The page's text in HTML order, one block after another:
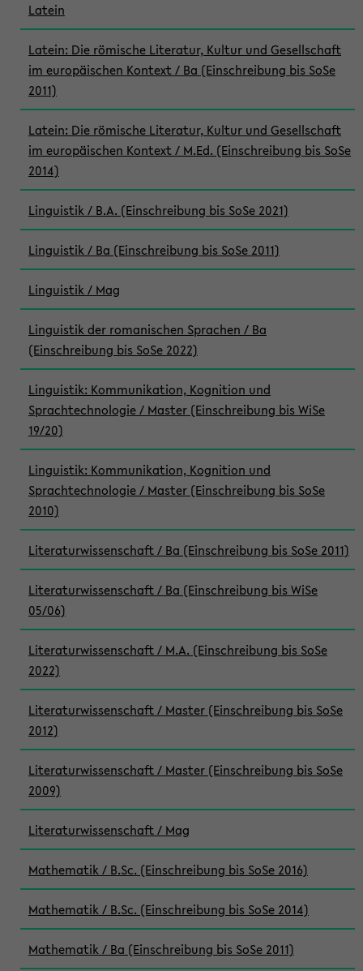
Latein
Latein: Die römische Literatur, Kultur und Gesellschaft
im europäischen Kontext / Ba (Einschreibung bis SoSe
2011)
Latein: Die römische Literatur, Kultur und Gesellschaft
im europäischen Kontext / M.Ed. (Einschreibung bis SoSe
2014)
Linguistik / B.A. (Einschreibung bis SoSe 2021)
Linguistik / Ba (Einschreibung bis SoSe 2011)
Linguistik / Mag
Linguistik der romanischen Sprachen / Ba
(Einschreibung bis SoSe 2022)
Linguistik: Kommunikation, Kognition und
Sprachtechnologie / Master (Einschreibung bis WiSe
19/20)
Linguistik: Kommunikation, Kognition und
Sprachtechnologie / Master (Einschreibung bis SoSe
2010)
Literaturwissenschaft / Ba (Einschreibung bis SoSe 2011)
Literaturwissenschaft / Ba (Einschreibung bis WiSe
05/06)
Literaturwissenschaft / M.A. (Einschreibung bis SoSe
2022)
Literaturwissenschaft / Master (Einschreibung bis SoSe
2012)
Literaturwissenschaft / Master (Einschreibung bis SoSe
2009)
Literaturwissenschaft / Mag
Mathematik / B.Sc. (Einschreibung bis SoSe 2016)
Mathematik / B.Sc. (Einschreibung bis SoSe 2014)
Mathematik / Ba (Einschreibung bis SoSe 2011)